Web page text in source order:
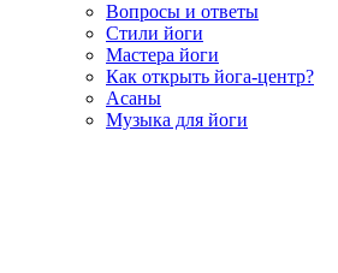
Вопросы и ответы
Стили йоги
Мастера йоги
Как открыть йога-центр?
Асаны
Музыка для йоги